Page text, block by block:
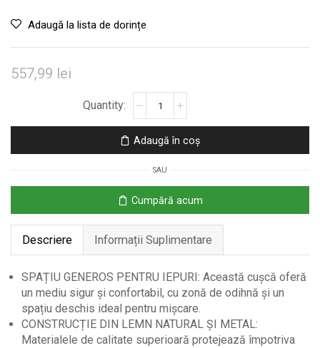
Adaugă la lista de dorințe
557,99 lei
pentru
Iepuri
Lemn
&
Metal,
Ramps
și
Spațiu
Generos
Adaugă în coș
SAU
Cumpără acum
Descriere Informații Suplimentare
SPAȚIU GENEROS PENTRU IEPURI: Această cușcă oferă
un mediu sigur și confortabil, cu zonă de odihnă și un
spațiu deschis ideal pentru mișcare.
CONSTRUCȚIE DIN LEMN NATURAL ȘI METAL:
Materialele de calitate superioară protejează împotriva